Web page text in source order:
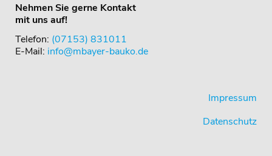
Nehmen Sie gerne Kontakt
mit uns auf!
Telefon: (07153) 831011
E-Mail: info@mbayer-bauko.de
Impressum
Datenschutz